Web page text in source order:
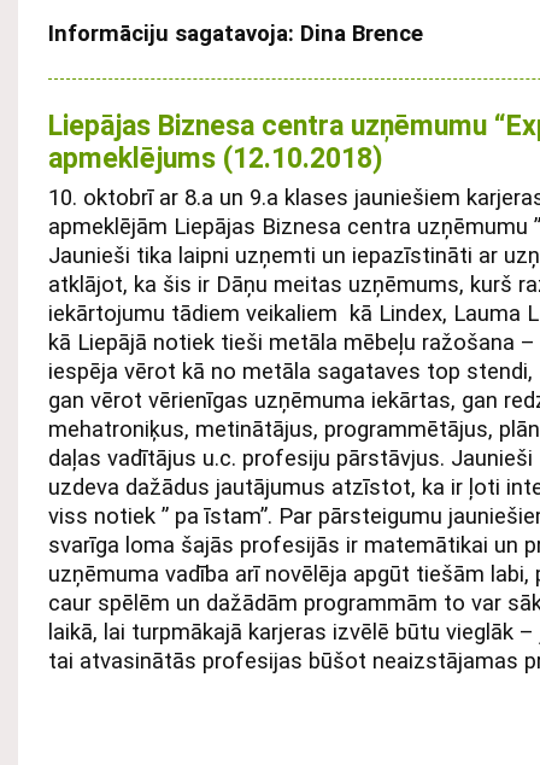
Informāciju sagatavoja: Dina Brence
Liepājas Biznesa centra uzņēmumu
apmeklējums (12.10.2018)
10. oktobrī ar 8.a un 9.a klases jauniešiem
apmeklējām Liepājas Biznesa centra uzņēmumu
Jaunieši tika laipni uzņemti un iepazīstināti ar
atklājot, ka šis ir Dāņu meitas uzņēmums, kurš
iekārtojumu tādiem veikaliem kā Lindex, Lauma
kā Liepājā notiek tieši metāla mēbeļu ražošana
iespēja vērot kā no metāla sagataves top stendi,
gan vērot vērienīgas uzņēmuma iekārtas, gan
mehatroniķus, metinātājus, programmētājus,
daļas vadītājus u.c. profesiju pārstāvjus.
uzdeva dažādus jautājumus atzīstot, ka ir ļoti
viss notiek ” pa īstam”. Par pārsteigumu
svarīga loma šajās profesijās ir matemātikai un
uzņēmuma vadība arī novēlēja apgūt tiešām labi,
caur spēlēm un dažādām programmām to var
laikā, lai turpmākajā karjeras izvēlē būtu vieglāk
tai atvasinātās profesijas būšot neaizstājamas